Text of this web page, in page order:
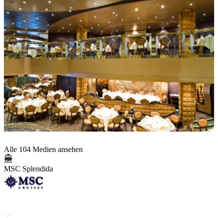
Alle 104 Medien ansehen
MSC Splendida